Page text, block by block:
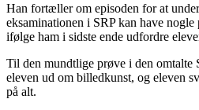
Han fortæller om episoden for at
eksaminationen i SRP kan have
ifølge ham i sidste ende udfordre
Til den mundtlige prøve i den omtalte
eleven ud om billedkunst, og eleven
på alt.